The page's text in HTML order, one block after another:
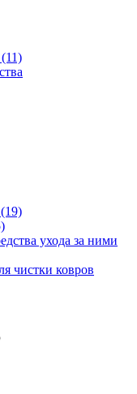
(11)
(19)
ухода за ними
чистки ковров